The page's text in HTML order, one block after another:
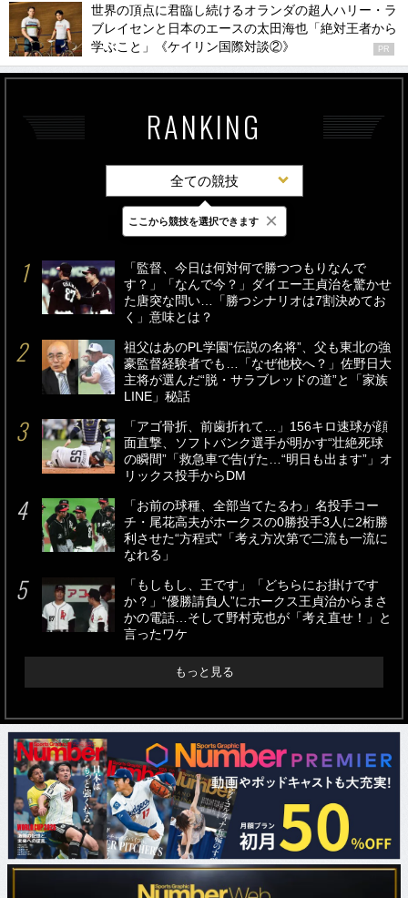
世界の頂点に君臨し続けるオランダの超人ハリー・ラ
ブレイセンと日本のエースの太田海也「絶対王者から
学ぶこと」《ケイリン国際対談②》
PR
RANKING
全ての競技
最新 24時間 週間
「監督、今日は何対何で勝つつもりなんで
す？」「なんで今？」ダイエー王貞治を驚かせ
た唐突な問い…「勝つシナリオは7割決めてお
く」意味とは？
祖父はあのPL学園“伝説の名将”、父も東北の強
豪監督経験者でも…「なぜ他校へ？」佐野日大
主将が選んだ“脱・サラブレッドの道”と「家族
LINE」秘話
「アゴ骨折、前歯折れて…」156キロ速球が顔
面直撃、ソフトバンク選手が明かす“壮絶死球
の瞬間”「救急車で告げた…“明日も出ます”」オ
リックス投手からDM
「お前の球種、全部当てたるわ」名投手コー
チ・尾花高夫がホークスの0勝投手3人に2桁勝
利させた“方程式”「考え方次第で二流も一流に
なれる」
「もしもし、王です」「どちらにお掛けです
か？」“優勝請負人”にホークス王貞治からまさ
かの電話…そして野村克也が「考え直せ！」と
言ったワケ
もっと見る
ここから競技を選択できます ×